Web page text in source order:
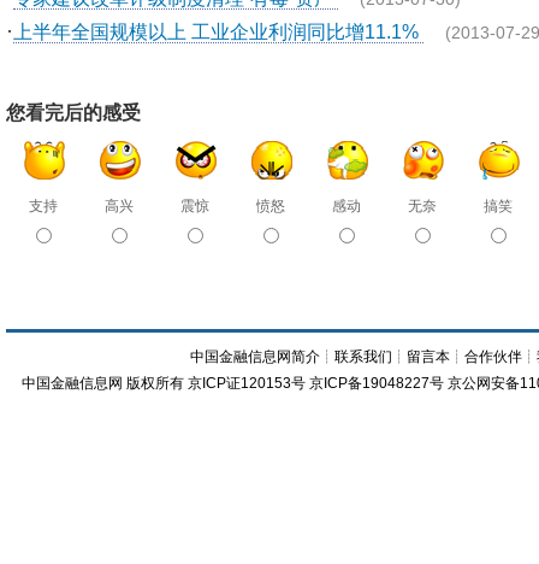
· 上半年全国规模以上 工业企业利润同比增11.1% (2013-07-
您看完后的感受
支持 高兴 震惊 愤怒 感动 无奈 搞笑
中国金融信息网简介 ┊联系我们 ┊ 留言本 ┊合作伙伴 ┊
中国金融信息网 版权所有 京ICP证120153号 京ICP备19048227号 京公网安备